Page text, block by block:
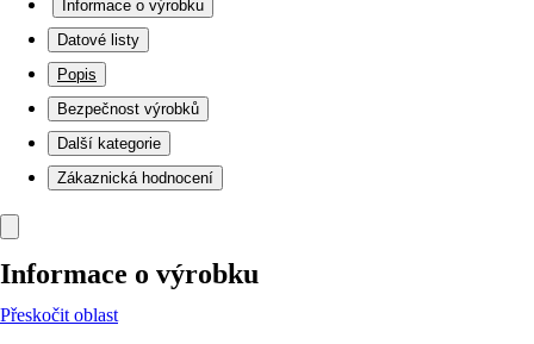
Informace o výrobku
Datové listy
Popis
Bezpečnost výrobků
Další kategorie
Zákaznická hodnocení
Informace o výrobku
Přeskočit oblast